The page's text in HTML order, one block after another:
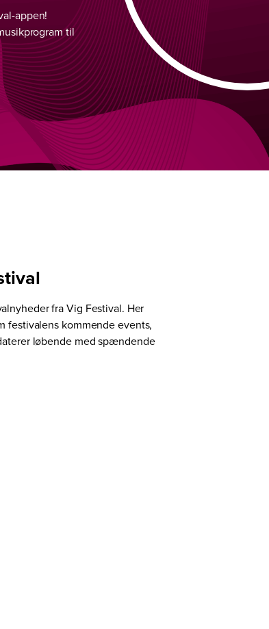
appen!
til
fra Vig Festival. Her
festivalens kommende events,
løbende med spændende